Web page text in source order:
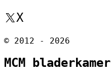
X
© 2012 - 2026
MCM bladerkamer